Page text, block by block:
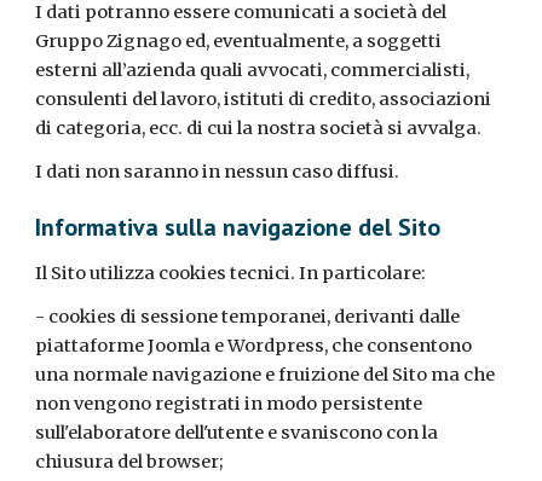
I dati potranno essere comunicati a società del
Gruppo Zignago ed, eventualmente, a soggetti
esterni all’azienda quali avvocati, commercialisti,
consulenti del lavoro, istituti di credito, associazioni
di categoria, ecc. di cui la nostra società si avvalga.
I dati non saranno in nessun caso diffusi.
Informativa sulla navigazione del Sito
Il Sito utilizza cookies tecnici. In particolare:
- cookies di sessione temporanei, derivanti dalle
piattaforme Joomla e Wordpress, che consentono
una normale navigazione e fruizione del Sito ma che
non vengono registrati in modo persistente
sull'elaboratore dell'utente e svaniscono con la
chiusura del browser;